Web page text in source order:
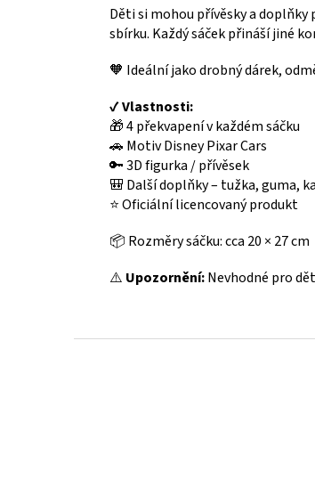
Děti si mohou přívěsky a
sbírku. Každý sáček přináší jiné
🧡 Ideální jako drobný dárek,
✔Vlastnosti:
🎁 4 překvapení v každém sáčku
🚗 Motiv Disney Pixar Cars
🔑 3D figurka / přívěsek
🎒 Další doplňky – tužka, guma,
⭐ Oficiální licencovaný produkt
📦 Rozměry sáčku: cca 20 × 27 cm
⚠️ Upozornění:Nevhodné pro